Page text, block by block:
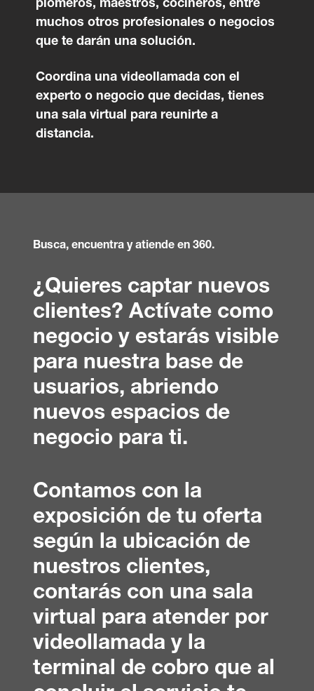
plomeros, maestros, cocineros, entre
muchos otros profesionales o negocios
que te darán una solución.
Coordina una videollamada con el
experto o negocio que decidas, tienes
una sala virtual para reunirte a
distancia.
Busca, encuentra y atiende en 360.
¿Quieres captar nuevos
clientes? Actívate como
negocio y estarás visible
para nuestra base de
usuarios, abriendo
nuevos espacios de
negocio para ti.
Contamos con la
exposición de tu oferta
según la ubicación de
nuestros clientes,
contarás con una sala
virtual para atender por
videollamada y la
terminal de cobro que al